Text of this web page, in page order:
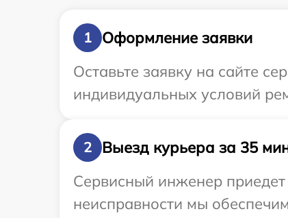
1
Оформление заявки
Оставьте заявку на сайте
индивидуальных условий
2
Выезд курьера за 35
Сервисный инженер приедет
неисправности мы